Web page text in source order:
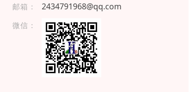
邮箱： 2434791968@qq.com
微信：